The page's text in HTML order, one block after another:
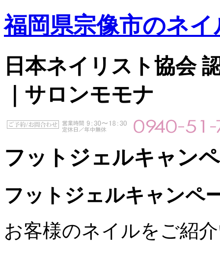
福岡県宗像市のネ
日本ネイリスト協会
｜サロンモモナ
フットジェルキャン
フットジェルキャンペ
お客様のネイルをご紹